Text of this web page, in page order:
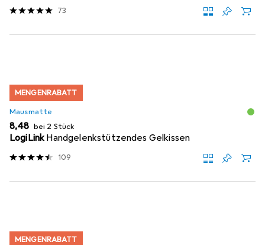
73
MENGENRABATT
Mausmatte
EUR
8,48 bei 2 Stück
LogiLinkHandgelenkstützendes Gelkissen
109
MENGENRABATT